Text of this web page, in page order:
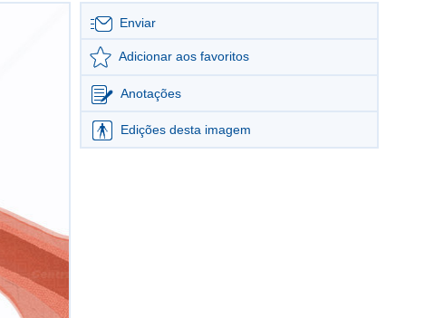
Enviar
Adicionar aos favoritos
Anotações
Edições desta imagem